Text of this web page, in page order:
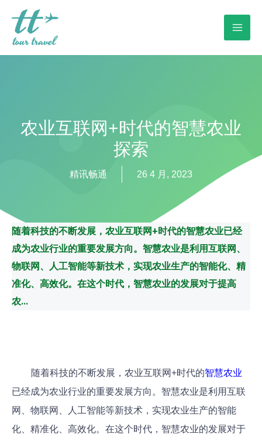
农业互联网+时代的智慧农业
探索
精讯畅通 26 4 月, 2023
随着科技的不断发展，农业互联网+时代的智慧农业已经
成为农业行业的重要发展方向。智慧农业是利用互联网、
物联网、人工智能等新技术，实现农业生产的智能化、精
准化、高效化。在这个时代，智慧农业的发展对于提高
农...
随着科技的不断发展，农业互联网+时代的智慧农业
已经成为农业行业的重要发展方向。智慧农业是利用互联
网、物联网、人工智能等新技术，实现农业生产的智能
化、精准化、高效化。在这个时代，智慧农业的发展对于